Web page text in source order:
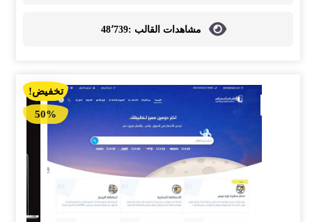
مشاهدات القالب :48٬739
تخفيض!
50%